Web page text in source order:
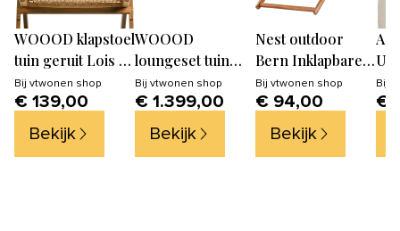
WOOOD klapstoel
tuin geruit Lois -
Hout - Naturel -
73x60x78
Bij vtwonen shop
€ 139,00
Bekijk
WOOOD
loungeset tuin
Biam - Acacia
Hout - Naturel -
67x227x227
Bij vtwonen shop
€ 1.399,00
Bekijk
Nest outdoor
Bern Inklapbare
Houten Tuinstoel
- Wit
Bij vtwonen shop
€ 94,00
Bekijk
Uni
Bij
€